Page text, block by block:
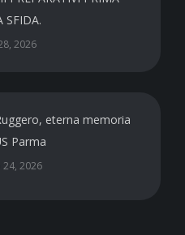
SFIDA.
2026
eterna memoria
Parma
24, 2026